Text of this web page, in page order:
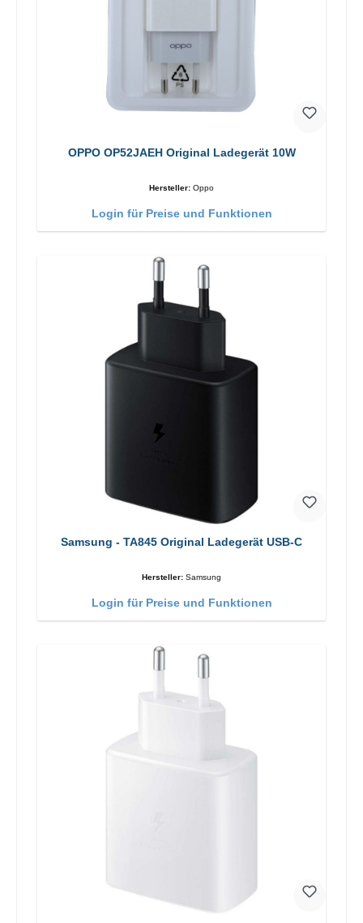
OPPO OP52JAEH Original Ladegerät 10W
Hersteller: Oppo
Login für Preise und Funktionen
Samsung - TA845 Original Ladegerät USB-C
Hersteller: Samsung
Login für Preise und Funktionen